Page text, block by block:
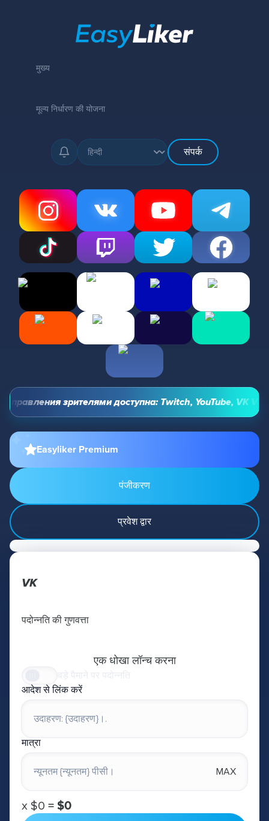
मुख्य
मूल्य निर्धारण की योजना
संपर्क
зрителями доступна: Twitch, YouTube, VK
Easyliker Premium
पंजीकरण
प्रवेश द्वार
VK
पदोन्नति की गुणवत्ता
एक धोखा लॉन्च करना
आदेश से लिंक करें
मात्रा
MAX
х $0 = $0